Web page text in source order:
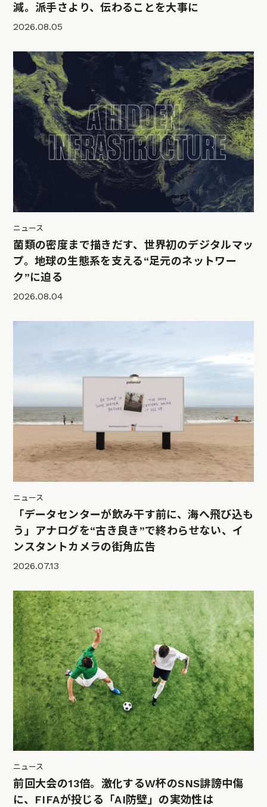
減。派手さより、伝わることを大事に
2026.08.05
ニュース
菌類の密度まで描きだす、世界初のデジタルマッ
プ。地球の生態系を支える“足元のネットワー
ク”に迫る
2026.08.04
ニュース
「データセンターが飲み干す前に、海へ飛び込も
う」アナログを“古き良き”で終わらせない、イ
ンスタントカメラの街角広告
2026.07.13
ニュース
前回大会の13倍。激化するW杯のSNS誹謗中傷
に、FIFAが投じる「AI防壁」の実効性は